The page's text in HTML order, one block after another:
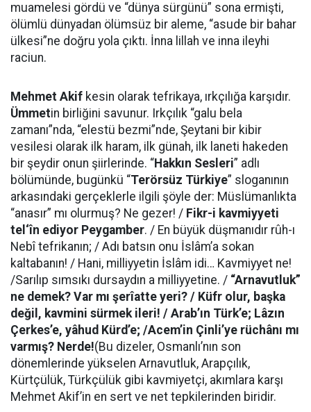
muamelesi gördü ve “dünya sürgünü” sona ermişti,
ölümlü dünyadan ölümsüz bir aleme, “asude bir bahar
ülkesi”ne doğru yola çıktı. İnna lillah ve inna ileyhi
raciun.
Mehmet Akif kesin olarak tefrikaya, ırkçılığa karşıdır.
Ümmetin birliğini savunur. Irkçılık “galu bela
zamanı”nda, “elestü bezmi”nde, Şeytani bir kibir
vesilesi olarak ilk haram, ilk günah, ilk laneti hakeden
bir şeydir onun şiirlerinde. “Hakkın Sesleri” adlı
bölümünde, bugünkü “Terörsüz Türkiye” sloganının
arkasındaki gerçeklerle ilgili şöyle der: Müslümanlıkta
“anasır” mı olurmuş? Ne gezer! / Fikr-i kavmiyyeti
tel‘în ediyor Peygamber. / En büyük düşmanıdır rûh-ı
Nebî tefrikanın; / Adı batsın onu İslâm’a sokan
kaltabanın! / Hani, milliyyetin İslâm idi… Kavmiyyet ne!
/Sarılıp sımsıkı dursaydın a milliyyetine. / “Arnavutluk”
ne demek? Var mı şerîatte yeri? / Küfr olur, başka
değil, kavmini sürmek ileri! / Arab’ın Türk’e; Lâzın
Çerkes’e, yâhud Kürd’e; /Acem’in Çinli’ye rüchânı mı
varmış? Nerde!(Bu dizeler, Osmanlı’nın son
dönemlerinde yükselen Arnavutluk, Arapçılık,
Kürtçülük, Türkçülük gibi kavmiyetçi, akımlara karşı
Mehmet Akif’in en sert ve net tepkilerinden biridir.